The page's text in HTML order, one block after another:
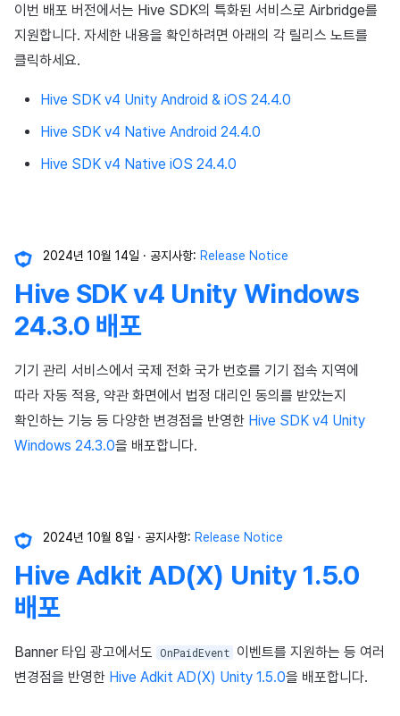
이번 배포 버전에서는 Hive SDK의 특화된 서비스로 Airbridge를
지원합니다. 자세한 내용을 확인하려면 아래의 각 릴리스 노트를
클릭하세요.
Hive SDK v4 Unity Android & iOS 24.4.0
Hive SDK v4 Native Android 24.4.0
Hive SDK v4 Native iOS 24.4.0
2024년 10월 14일 공지사항: Release Notice
Hive SDK v4 Unity Windows
24.3.0 배포
기기 관리 서비스에서 국제 전화 국가 번호를 기기 접속 지역에
따라 자동 적용, 약관 화면에서 법정 대리인 동의를 받았는지
확인하는 기능 등 다양한 변경점을 반영한 Hive SDK v4 Unity
Windows 24.3.0을 배포합니다.
2024년 10월 8일 공지사항: Release Notice
Hive Adkit AD(X) Unity 1.5.0
배포
Banner 타입 광고에서도 OnPaidEvent 이벤트를 지원하는 등 여러
변경점을 반영한 Hive Adkit AD(X) Unity 1.5.0을 배포합니다.